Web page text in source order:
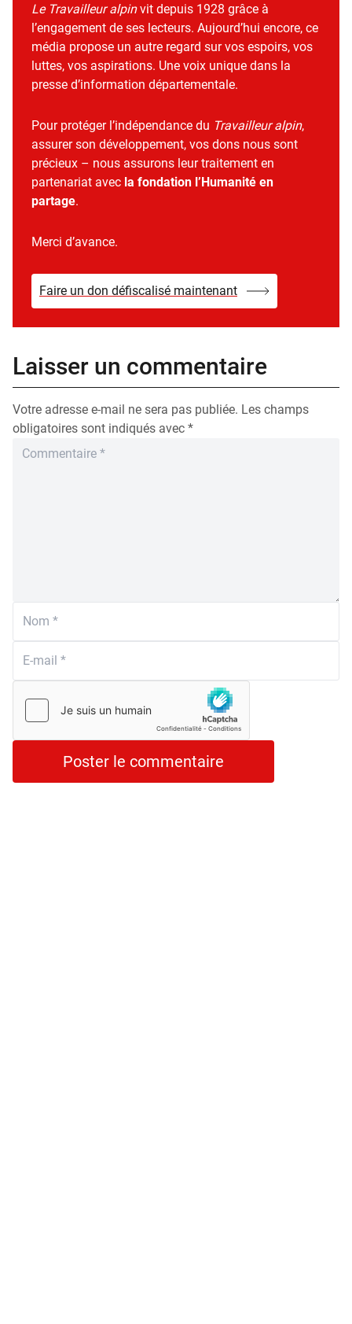
Le Travailleur alpinvit depuis 1928 grâce à
l’engagement de ses lecteurs. Aujourd’hui encore, ce
média propose un autre regard sur vos espoirs, vos
luttes, vos aspirations. Une voix unique dans la
presse d’information départementale.
Pour protéger l’indépendance du Travailleur alpin,
assurer son développement, vos dons nous sont
précieux – nous assurons leur traitement en
partenariat avec la fondation l’Humanité en
partage.
Merci d’avance.
Faire un don défiscalisé maintenant
Laisser un commentaire
Votre adresse e-mail ne sera pas publiée. Les champs
obligatoires sont indiqués avec *